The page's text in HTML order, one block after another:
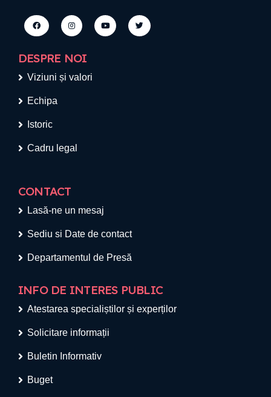
DESPRE NOI
Viziuni și valori
Echipa
Istoric
Cadru legal
CONTACT
Lasă-ne un mesaj
Sediu si Date de contact
Departamentul de Presă
INFO DE INTERES PUBLIC
Atestarea specialiștilor și experților
Solicitare informații
Buletin Informativ
Buget